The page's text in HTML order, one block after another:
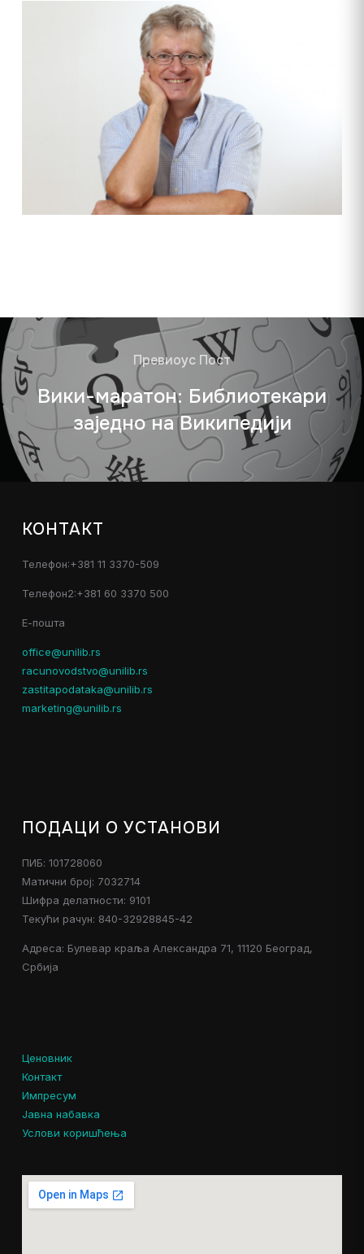
Превиоус Пост
Вики-маратон: Библиотекари
заједно на Википедији
КОНТАКТ
Телефон:+381 11 3370-509
Телефон2:+381 60 3370 500
Е-пошта
office@unilib.rs
racunovodstvo@unilib.rs
zastitapodataka@unilib.rs
marketing@unilib.rs
ПОДАЦИ О УСТАНОВИ
ПИБ: 101728060
Матични број: 7032714
Шифра делатности: 9101
Текући рачун: 840-32928845-42
Адреса: Булевар краља Александра 71, 11120 Београд,
Србија
Ценовник
Контакт
Импресум
Јавна набавка
Услови коришћења